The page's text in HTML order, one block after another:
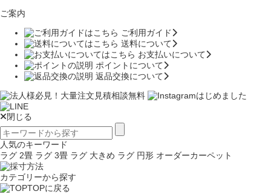
ご案内
ご利用ガイド
送料について
お支払いについて
ポイントについて
返品交換について
閉じる
人気のキーワード
ラグ 2畳 ラグ 3畳 ラグ 大きめ ラグ 円形 オーダーカーペット
カテゴリーから探す
TOPに戻る